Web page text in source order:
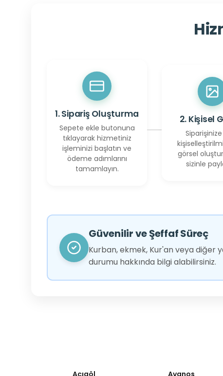
1. Sipariş Oluşturma
Sepete ekle butonuna
tıklayarak hizmetiniz
işleminizi başlatın ve
ödeme adımlarını
tamamlayın.
2. Kişisel
görsel
sizinle
Güvenilir ve Şeffaf Süreç
Kurban, ekmek, Kur'an veya diğer
durumu hakkında bilgi alabilirsiniz.
Acıgöl Avanos